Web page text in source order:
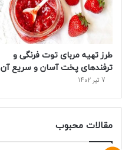
طرز تهیه مربای توت فرنگی و
ترفندهای پخت آسان و سریع آن
7 تیر 1402
مقالات محبوب